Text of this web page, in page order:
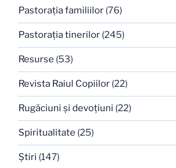
Pastoraţia familiilor (76)
Pastoraţia tinerilor (245)
Resurse (53)
Revista Raiul Copiilor (22)
Rugăciuni şi devoţiuni (22)
Spiritualitate (25)
Ştiri (147)